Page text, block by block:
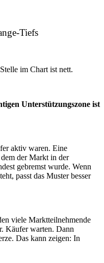
Tiefs
im Chart ist nett.
Unterstützungszone ist
aktiv waren. Eine
der Markt in der
gebremst wurde. Wenn
passt das Muster besser
viele Marktteilnehmende
Käufer warten. Dann
Das kann zeigen: In